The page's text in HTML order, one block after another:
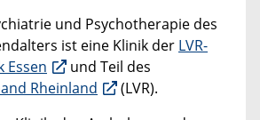
und Psychotherapie des
ist eine Klinik der LVR-
Essen
und Teil des
Rheinland
(LVR).